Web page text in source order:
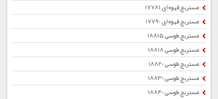
مستربچ قهوه ای 17781
مستربچ قهوه ای 17790
مستربچ طوسی 18815
مستربچ طوسی 18818
مستربچ طوسی 18820
مستربچ طوسی 18830
مستربچ طوسی 18840